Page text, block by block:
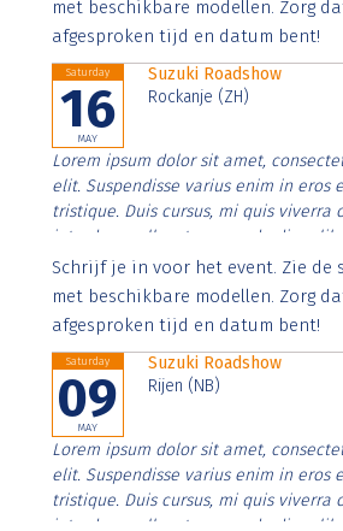
met beschikbare modellen. Zorg
afgesproken tijd en datum bent!
Saturday
16
MAY
Suzuki Roadshow
Rockanje (ZH)
Lorem ipsum dolor sit amet,
elit. Suspendisse varius enim in eros
tristique. Duis cursus, mi quis viverra
interdum nulla, ut commodo diam
Aenean faucibus nibh et justo cursus
imperdiet. Nunc ut sem vitae risus
Schrijf je in voor het event. Zie de
met beschikbare modellen. Zorg
afgesproken tijd en datum bent!
Saturday
09
MAY
Suzuki Roadshow
Rijen (NB)
Lorem ipsum dolor sit amet,
elit. Suspendisse varius enim in eros
tristique. Duis cursus, mi quis viverra
interdum nulla, ut commodo diam